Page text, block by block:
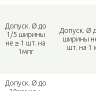
Допуск. Ø до
1/5 ширины
не ≥ 1 шт. на
1мпг
Допуск. Ø
ширины
шт. на 1
Допуск. Ø до